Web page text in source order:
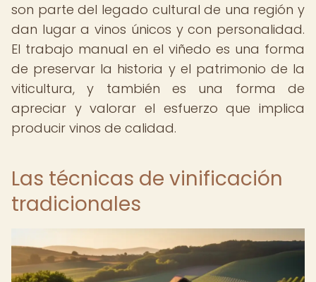
son parte del legado cultural de una región y
dan lugar a vinos únicos y con personalidad.
El trabajo manual en el viñedo es una forma
de preservar la historia y el patrimonio de la
viticultura, y también es una forma de
apreciar y valorar el esfuerzo que implica
producir vinos de calidad.
Las técnicas de vinificación
tradicionales